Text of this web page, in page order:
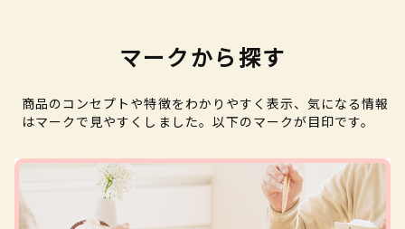
マークから探す
商品のコンセプトや特徴をわかりやすく表示、気になる情報
はマークで見やすくしました。以下のマークが目印です。